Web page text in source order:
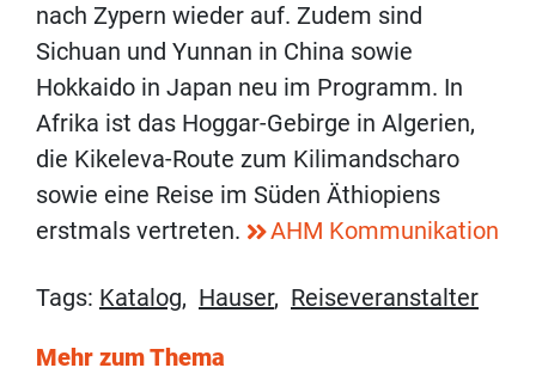
nach Zypern wieder auf. Zudem sind
Sichuan und Yunnan in China sowie
Hokkaido in Japan neu im Programm. In
Afrika ist das Hoggar-Gebirge in Algerien,
die Kikeleva-Route zum Kilimandscharo
sowie eine Reise im Süden Äthiopiens
erstmals vertreten.
AHM Kommunikation
Tags: Katalog, Hauser, Reiseveranstalter
Mehr zum Thema